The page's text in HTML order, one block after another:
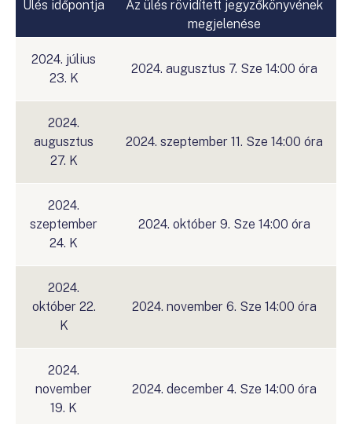
Ülés időpontja
Az ülés rövidített jegyzőkönyvének
megjelenése
2024. július
23. K
2024. augusztus 7. Sze 14:00 óra
2024.
augusztus
27. K
2024. szeptember 11. Sze 14:00 óra
2024.
szeptember
24. K
2024. október 9. Sze 14:00 óra
2024.
október 22.
K
2024. november 6. Sze 14:00 óra
2024.
november
19. K
2024. december 4. Sze 14:00 óra